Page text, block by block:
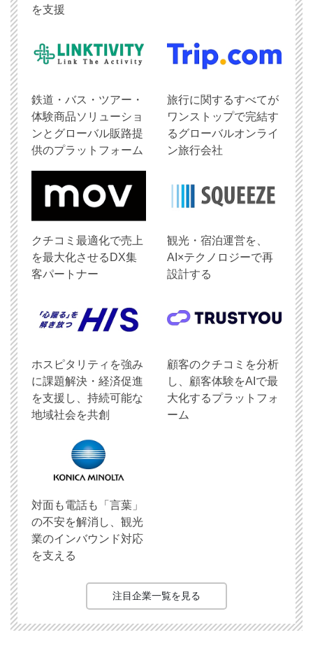
を支援
鉄道・バス・ツアー・
体験商品ソリューショ
ンとグローバル販路提
供のプラットフォーム
旅行に関するすべてが
ワンストップで完結す
るグローバルオンライ
ン旅行会社
クチコミ最適化で売上
を最大化させるDX集
客パートナー
観光・宿泊運営を、
AI×テクノロジーで再
設計する
ホスピタリティを強み
に課題解決・経済促進
を支援し、持続可能な
地域社会を共創
顧客のクチコミを分析
し、顧客体験をAIで最
大化するプラットフォ
ーム
対面も電話も「言葉」
の不安を解消し、観光
業のインバウンド対応
を支える
注目企業一覧を見る